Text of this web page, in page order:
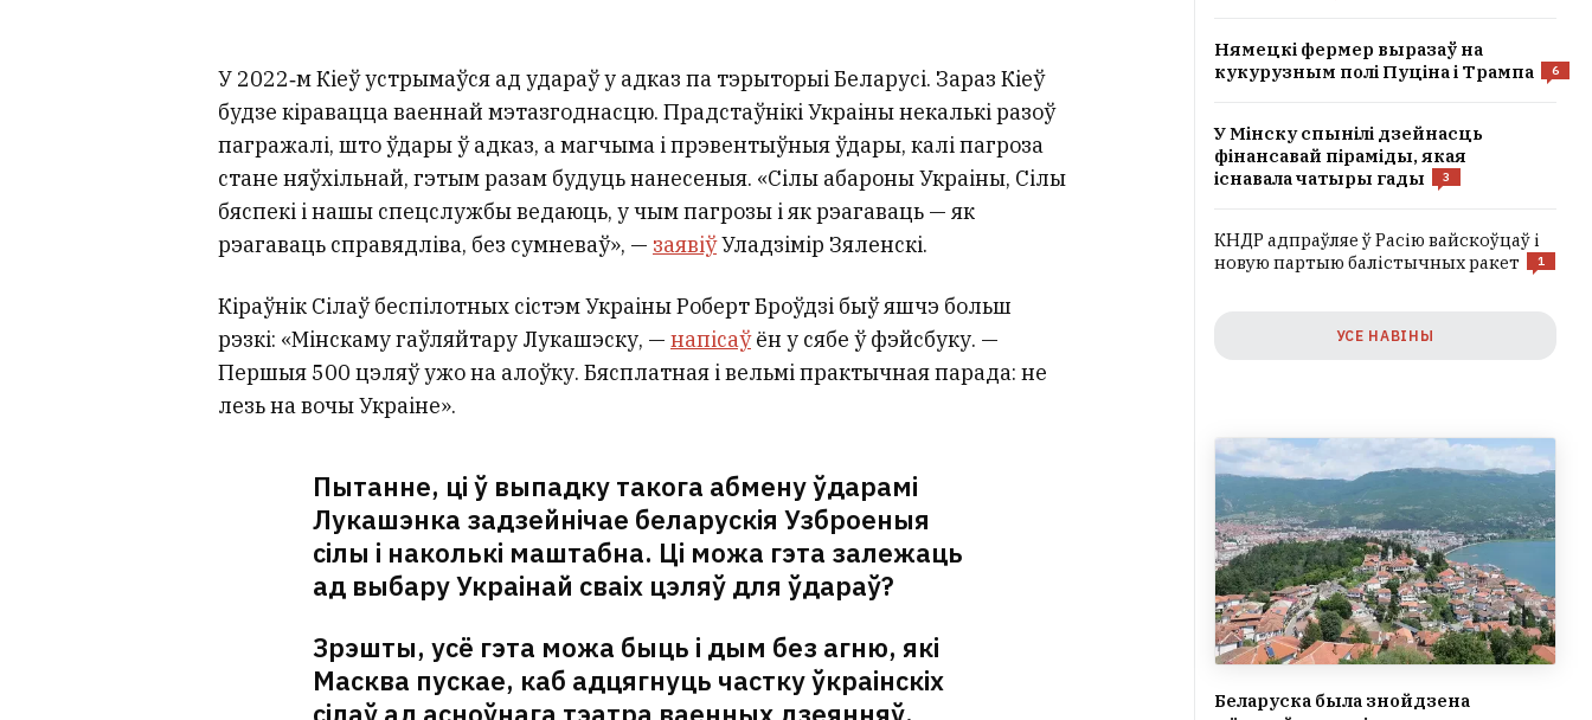
У 2022‑м Кіеў устрымаўся ад удараў у адказ па тэрыторыі Беларусі. Зараз Кіеў
будзе кіравацца ваеннай мэтазгоднасцю. Прадстаўнікі Украіны некалькі разоў
пагражалі, што ўдары ў адказ, а магчыма і прэвентыўныя ўдары, калі пагроза
стане няўхільнай, гэтым разам будуць нанесеныя. «Сілы абароны Украіны, Сілы
бяспекі і нашы спецслужбы ведаюць, у чым пагрозы і як рэагаваць — як
рэагаваць справядліва, без сумневаў», — заявіўУладзімір Зяленскі.
Кіраўнік Сілаў беспілотных сістэм Украіны Роберт Броўдзі быў яшчэ больш
рэзкі: «Мінскаму гаўляйтару Лукашэску, — напісаўён у сябе ў фэйсбуку. —
Першыя 500 цэляў ужо на алоўку. Бясплатная і вельмі практычная парада: не
лезь на вочы Украіне».
Пытанне, ці ў выпадку такога абмену ўдарамі
Лукашэнка задзейнічае беларускія Узброеныя
сілы і наколькі маштабна. Ці можа гэта залежаць
ад выбару Украінай сваіх цэляў для ўдараў?
Зрэшты, усё гэта можа быць і дым без агню, які
Масква пускае, каб адцягнуць частку ўкраінскіх
сілаў ад асноўнага тэатра ваенных дзеянняў.
Нямецкі фермер выразаў на
кукурузным полі Пуціна і Трампа
6
У Мінску спынілі дзейнасць
фінансавай піраміды, якая
існавала чатыры гады
3
КНДР адпраўляе ў Расію вайскоўцаў і
новую партыю балістычных ракет
1
УСЕ НАВІНЫ
Беларуска была знойдзена